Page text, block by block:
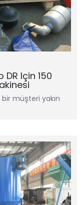
Için 150
müşteri yakın